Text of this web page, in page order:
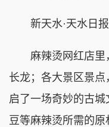
新天水·天水日报
麻辣烫网红店里
长龙；各大景区景
启了一场奇妙的古
豆等麻辣烫所需的